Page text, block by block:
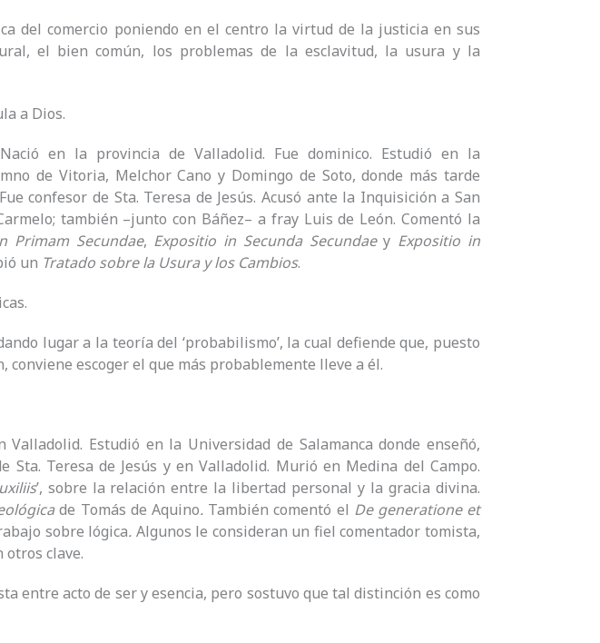
del comercio poniendo en el centro la virtud de la justicia en sus
el bien común, los problemas de la esclavitud, la usura y la
a Dios.
Nació en la provincia de Valladolid. Fue dominico. Estudió en la
de Vitoria, Melchor Cano y Domingo de Soto, donde más tarde
confesor de Sta. Teresa de Jesús. Acusó ante la Inquisición a San
también –junto con Báñez– a fray Luis de León. Comentó la
Primam Secundae, Expositio in Secunda Secundaey Expositio in
un Tratado sobre la Usura y los Cambios.
lugar a la teoría del ‘probabilismo’, la cual defiende que, puesto
conviene escoger el que más probablemente lleve a él.
Valladolid. Estudió en la Universidad de Salamanca donde enseñó,
Sta. Teresa de Jesús y en Valladolid. Murió en Medina del Campo.
’, sobre la relación entre la libertad personal y la gracia divina.
de Tomás de Aquino. También comentó el De generatione et
sobre lógica. Algunos le consideran un fiel comentador tomista,
otros clave.
entre acto de ser y esencia, pero sostuvo que tal distinción es como